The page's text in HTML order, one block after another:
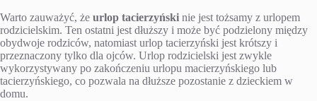
Warto zauważyć, że urlop tacierzyński nie jest tożsamy z urlopem
rodzicielskim. Ten ostatni jest dłuższy i może być podzielony między
obydwoje rodziców, natomiast urlop tacierzyński jest krótszy i
przeznaczony tylko dla ojców. Urlop rodzicielski jest zwykle
wykorzystywany po zakończeniu urlopu macierzyńskiego lub
tacierzyńskiego, co pozwala na dłuższe pozostanie z dzieckiem w
domu.